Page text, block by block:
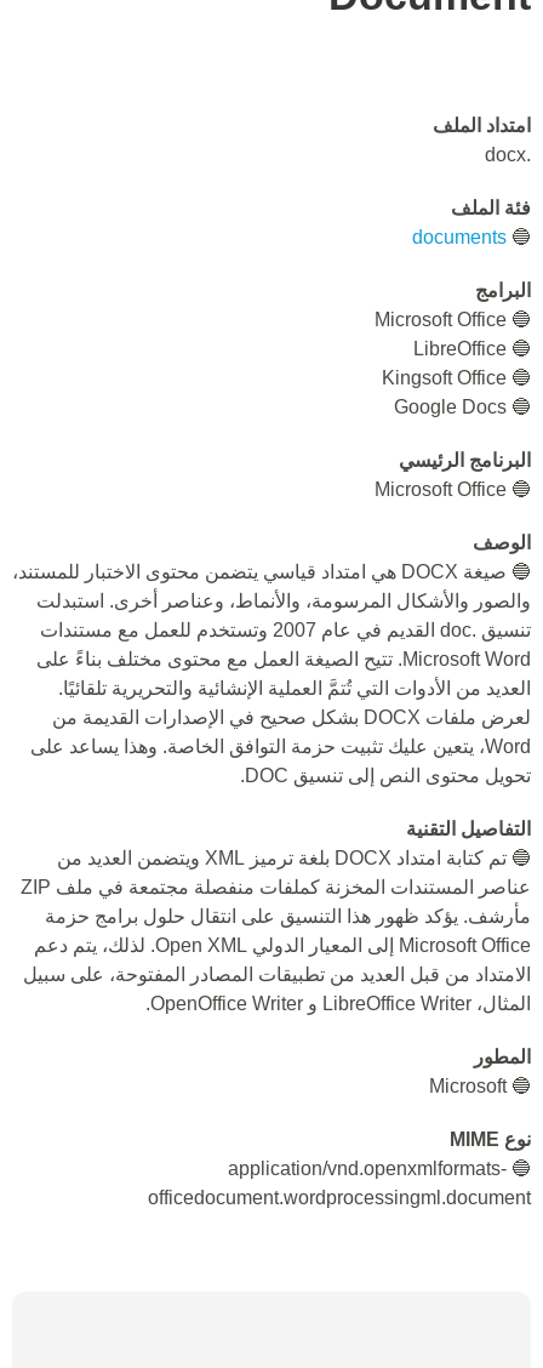
امتداد الملف
.docx
فئة الملف
🔵
documents
البرامج
🔵 Microsoft Office
🔵 LibreOffice
🔵 Kingsoft Office
🔵 Google Docs
البرنامج الرئيسي
🔵 Microsoft Office
الوصف
🔵 صيغة DOCX هي امتداد قياسي يتضمن محتوى الاختبار للمستند،
والصور والأشكال المرسومة، والأنماط، وعناصر أخرى. استبدلت
تنسيق .doc القديم في عام 2007 وتستخدم للعمل مع مستندات
Microsoft Word. تتيح الصيغة العمل مع محتوى مختلف بناءً على
العديد من الأدوات التي تُتمَّ العملية الإنشائية والتحريرية تلقائيًا.
لعرض ملفات DOCX بشكل صحيح في الإصدارات القديمة من
Word، يتعين عليك تثبيت حزمة التوافق الخاصة. وهذا يساعد على
تحويل محتوى النص إلى تنسيق DOC.
التفاصيل التقنية
🔵 تم كتابة امتداد DOCX بلغة ترميز XML ويتضمن العديد من
عناصر المستندات المخزنة كملفات منفصلة مجتمعة في ملف ZIP
مأرشف. يؤكد ظهور هذا التنسيق على انتقال حلول برامج حزمة
Microsoft Office إلى المعيار الدولي Open XML. لذلك، يتم دعم
الامتداد من قبل العديد من تطبيقات المصادر المفتوحة، على سبيل
المثال، LibreOffice Writer و OpenOffice Writer.
المطور
🔵 Microsoft
نوع MIME
🔵 application/vnd.openxmlformats-
officedocument.wordprocessingml.document